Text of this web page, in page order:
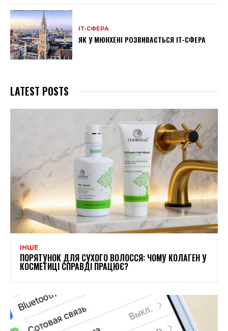
ІТ-СФЕРА
ЯК У МЮНХЕНІ РОЗВИВАЄТЬСЯ IT-СФЕРА
LATEST POSTS
ІНШЕ
ПОРЯТУНОК ДЛЯ СУХОГО ВОЛОССЯ: ЧОМУ КОЛАГЕН У
КОСМЕТИЦІ СПРАВДІ ПРАЦЮЄ?